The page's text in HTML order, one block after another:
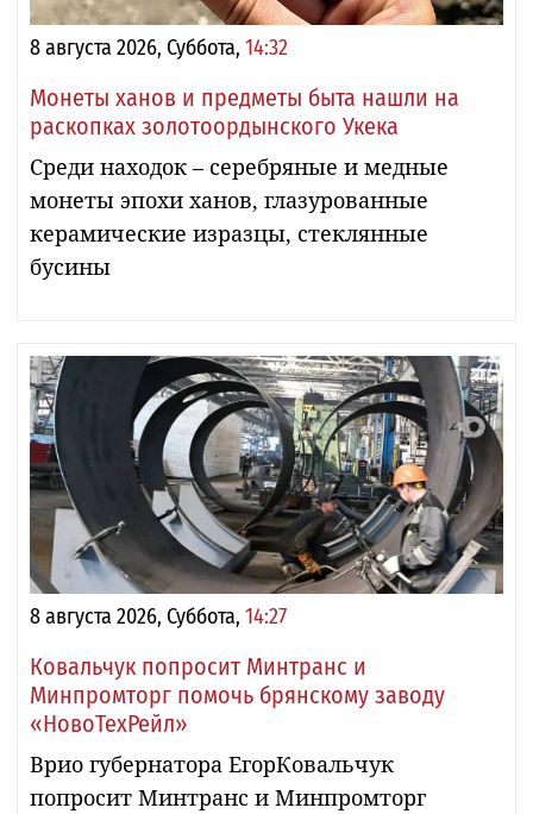
8 августа 2026, Суббота, 14:32
Монеты ханов и предметы быта нашли на
раскопках золотоордынского Укека
Среди находок – серебряные и медные
монеты эпохи ханов, глазурованные
керамические изразцы, стеклянные
бусины
8 августа 2026, Суббота, 14:27
Ковальчук попросит Минтранс и
Минпромторг помочь брянскому заводу
«НовоТехРейл»
Врио губернатора ЕгорКовальчук
попросит Минтранс и Минпромторг